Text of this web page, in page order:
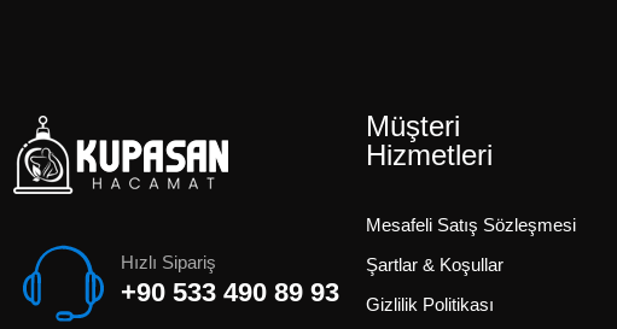
Hızlı Sipariş
+90 533 490 89 93
Müşteri
Hizmetleri
Mesafeli Satış Sözleşmesi
Şartlar & Koşullar
Gizlilik Politikası